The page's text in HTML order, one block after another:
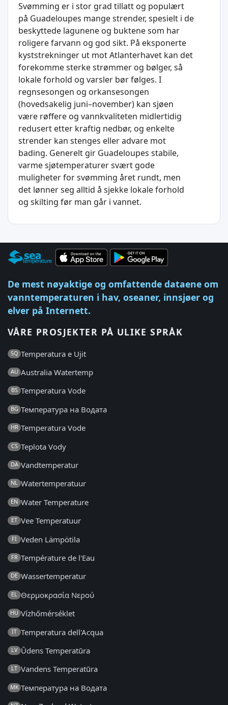
Svømming er i stor grad tillatt og populært
på Guadeloupes mange strender, spesielt i de
beskyttede lagunene og buktene som har
roligere farvann og god sikt. På eksponerte
kyststrekninger ut mot Atlanterhavet kan det
forekomme sterke strømmer og bølger, så
lokale forhold og varsler bør følges. I
regnsesongen og orkansesongen
(hovedsakelig juni–november) kan sjøen
være røffere og vannkvaliteten midlertidig
redusert etter kraftig nedbør, og enkelte
strender kan stenges eller advare mot
bading. Generelt gir Guadeloupes stabile,
varme sjøtemperaturer svært gode
muligheter for svømming året rundt, men
det lønner seg alltid å sjekke lokale forhold
og skilting før man går i vannet.
De mest nøyaktige og omfattende dataene om
vanntemperaturen i hav, oseaner, innsjøer og
elver på Internett.
VÅRE PROSJEKTER PÅ ULIKE SPRÅK
SQ Temperatura e Ujit
AU Australia Watertemp
BS Temperatura Vode
BG Температура на Водата
HR Temperatura Vode
CS Teplota Vody
DA Vandtemperatur
NL Watertemperatuur
EN Water Temperature
ET Vee Temperatuur
FI Veden Lämpötila
FR Température de l'Eau
DE Wassertemperatur
EL Θερμοκρασία Νερού
HU Vízhőmérséklet
IT Temperatura dell'Acqua
LV Ūdens Temperatūra
LT Vandens Temperatūra
MK Температура на Водата